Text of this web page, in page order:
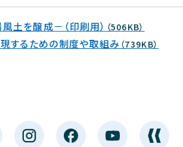
土を醸成－（印刷用） （506KB）
現するための制度や取組み （739KB）